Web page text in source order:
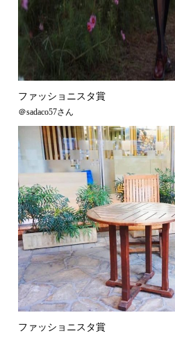
ファッショニスタ賞
＠sadaco57さん
ファッショニスタ賞